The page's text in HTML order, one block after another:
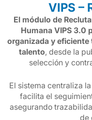
VIPS –
El módulo de
Humana VIPS 3.0
organizada y
talento, desde la
selección y
El sistema centraliza
facilita el
asegurando
de